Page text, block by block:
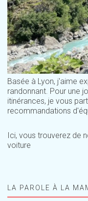
Basée à Lyon, j'aime
randonnant. Pour une
itinérances, je vous
recommandations
Ici, vous trouverez de
voiture
LA PAROLE À LA